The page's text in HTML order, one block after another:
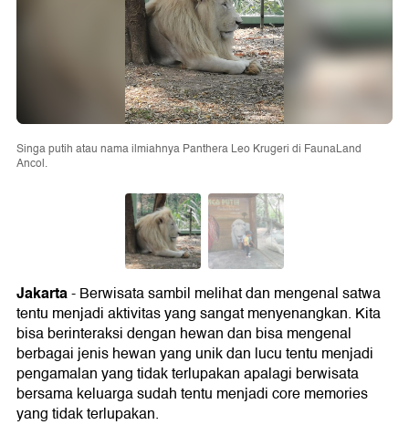
Singa putih atau nama ilmiahnya Panthera Leo Krugeri di FaunaLand
Ancol.
Jakarta-Berwisata sambil melihat dan mengenal satwa
tentu menjadi aktivitas yang sangat menyenangkan. Kita
bisa berinteraksi dengan hewan dan bisa mengenal
berbagai jenis hewan yang unik dan lucu tentu menjadi
pengamalan yang tidak terlupakan apalagi berwisata
bersama keluarga sudah tentu menjadi core memories
yang tidak terlupakan.